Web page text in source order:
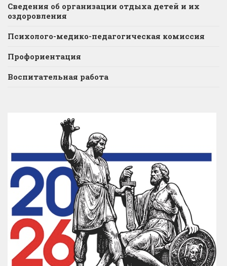
Сведения об организации отдыха детей и их
оздоровления
Психолого-медико-педагогическая комиссия
Профориентация
Воспитательная работа